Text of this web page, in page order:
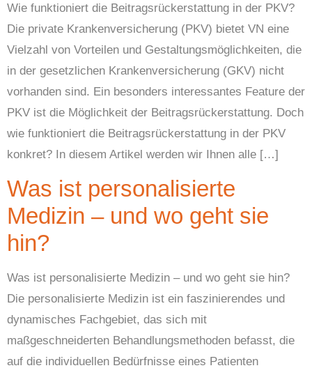
Wie funktioniert die Beitragsrückerstattung in der PKV?
Die private Krankenversicherung (PKV) bietet VN eine
Vielzahl von Vorteilen und Gestaltungsmöglichkeiten, die
in der gesetzlichen Krankenversicherung (GKV) nicht
vorhanden sind. Ein besonders interessantes Feature der
PKV ist die Möglichkeit der Beitragsrückerstattung. Doch
wie funktioniert die Beitragsrückerstattung in der PKV
konkret? In diesem Artikel werden wir Ihnen alle […]
Was ist personalisierte
Medizin – und wo geht sie
hin?
Was ist personalisierte Medizin – und wo geht sie hin?
Die personalisierte Medizin ist ein faszinierendes und
dynamisches Fachgebiet, das sich mit
maßgeschneiderten Behandlungsmethoden befasst, die
auf die individuellen Bedürfnisse eines Patienten